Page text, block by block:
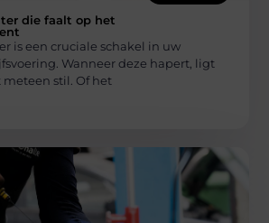
die faalt op het
is een cruciale schakel in uw
Wanneer deze hapert, ligt
stil. Of het